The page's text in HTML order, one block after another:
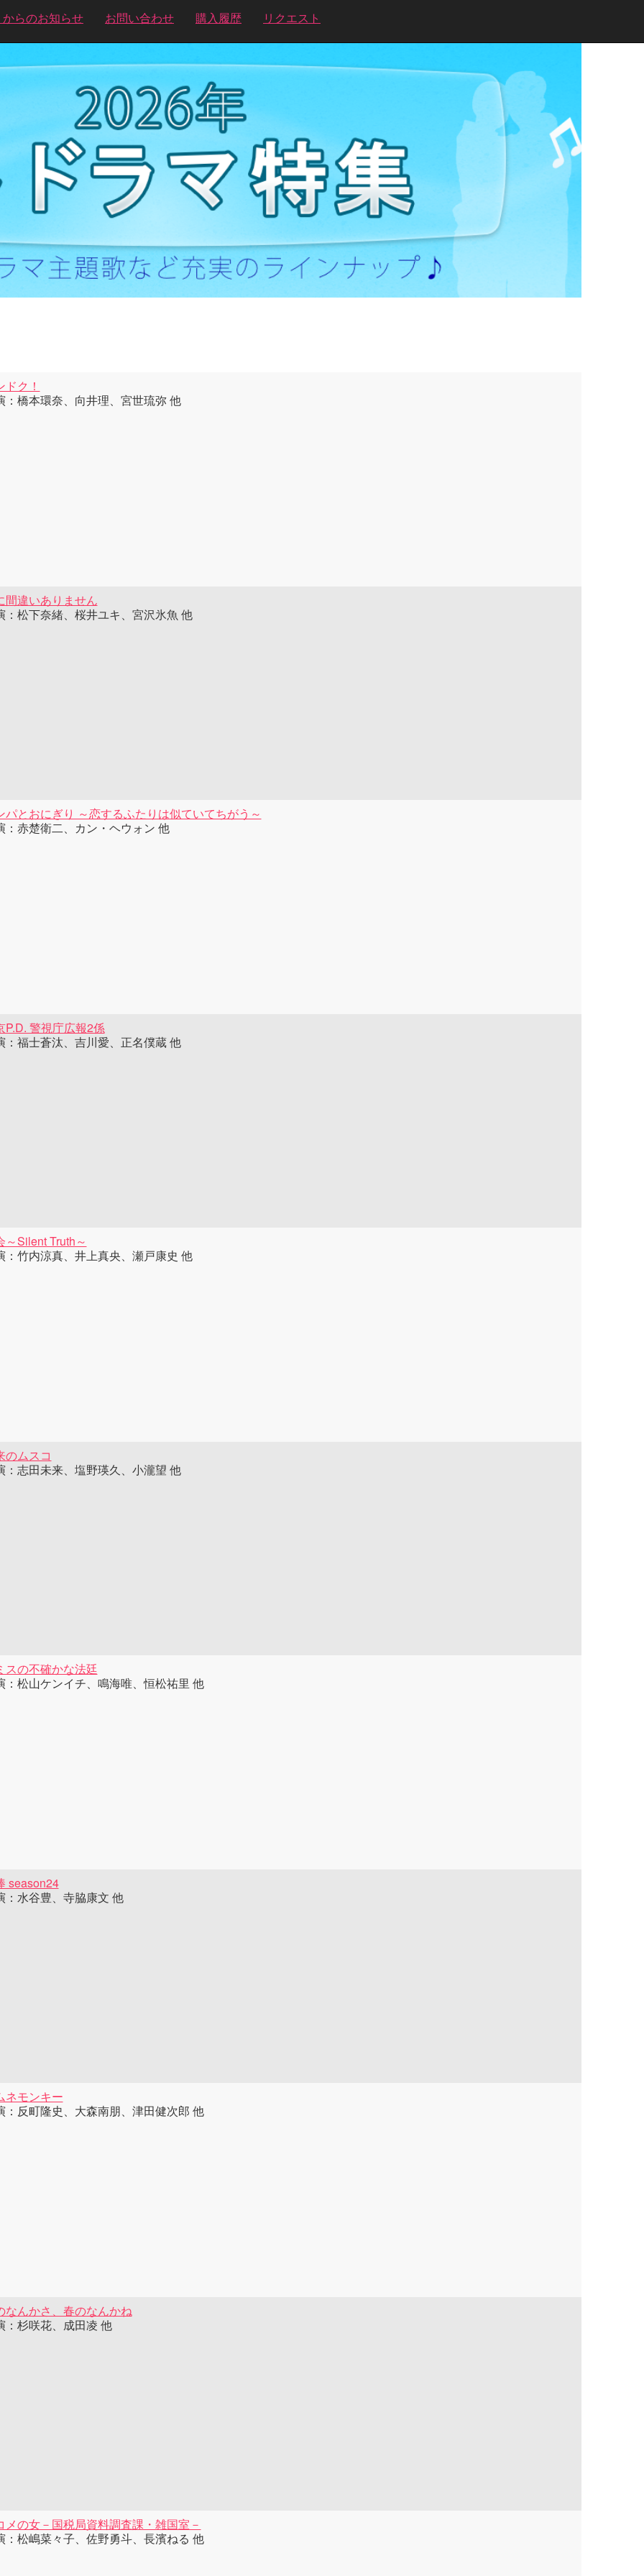
らのお知らせ お問い合わせ 購入履歴 リクエスト
ドク！
：橋本環奈、向井理、宮世琉弥 他
間違いありません
：松下奈緒、桜井ユキ、宮沢氷魚 他
パとおにぎり ～恋するふたりは似ていてちがう～
：赤楚衛二、カン・ヘウォン 他
P.D. 警視庁広報2係
：福士蒼汰、吉川愛、正名僕蔵 他
～Silent Truth～
：竹内涼真、井上真央、瀬戸康史 他
のムスコ
：志田未来、塩野瑛久、小瀧望 他
スの不確かな法廷
：松山ケンイチ、鳴海唯、恒松祐里 他
season24
：水谷豊、寺脇康文 他
ネモンキー
：反町隆史、大森南朋、津田健次郎 他
なんかさ、春のなんかね
：杉咲花、成田凌 他
メの女－国税局資料調査課・雑国室－
：松嶋菜々子、佐野勇斗、長濱ねる 他